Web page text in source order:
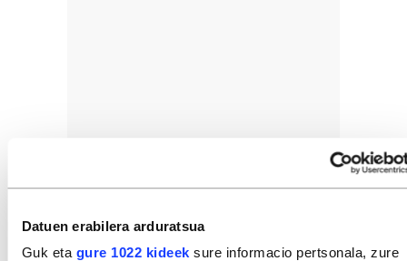
Datuen erabilera arduratsua
Guk eta gure 1022 kideek sure informacio pertsonala, zure